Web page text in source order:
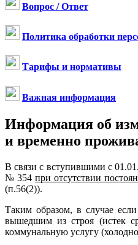
Вопрос / Ответ
Политика обработки
Тарифы и нормативы
Важная информация
Информация об
и временно
В связи с вступившими с
№ 354при отсутствии
(п.56(2)).
Таким образом, в случае
вышедшим из строя (истек
коммунальную услугу